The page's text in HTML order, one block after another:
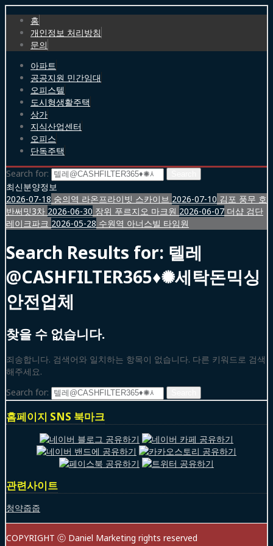
홈
개인정보 처리방침
문의
아파트
공공지원 민간임대
오피스텔
도시형생활주택
상가
지식산업센터
오피스
단독주택
Search for:
최신분양정보
2026-07-18 숭의역 라온프라이빗 스카이브 2026-07-10 김포 풍무 호
반써밋3차 2026-06-30 장위 푸르지오 마크원 2026-06-07 더샵 검단
레이크파크 2026-05-28 수원역 아너스빌 타임원
Search Results for: 텔레
@CASHFILTER365♦✺세탁돈믹싱
안전업체
찾을 수 없습니다.
죄송합니다. 검색어와 일치하는 항목이 없습니다. 다른 키워드로 검색
해주세요.
Search for:
홈페이지 SNS 북마크
관련사이트
청약줍줍
COPYRIGHT ⓒ Daniel Marketing rights reserved